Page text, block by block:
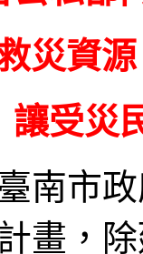
災資
讓受災
南市
畫，